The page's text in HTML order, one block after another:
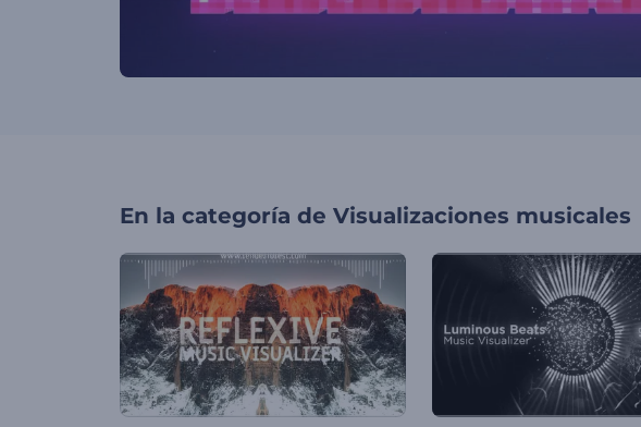
En la categoría de Visualizaciones musicales